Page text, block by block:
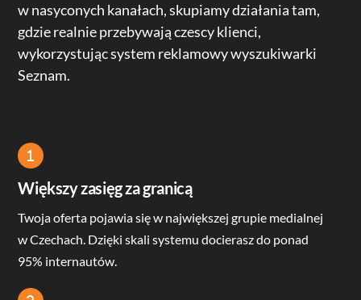
w nasyconych kanałach, skupiamy działania tam,
gdzie realnie przebywają czescy klienci,
wykorzystując system reklamowy wyszukiwarki
Seznam.
Icon
label
Większy zasięg za granicą
Twoja oferta pojawia się w największej grupie medialnej
w Czechach. Dzięki skali systemu docierasz do ponad
95% internautów.